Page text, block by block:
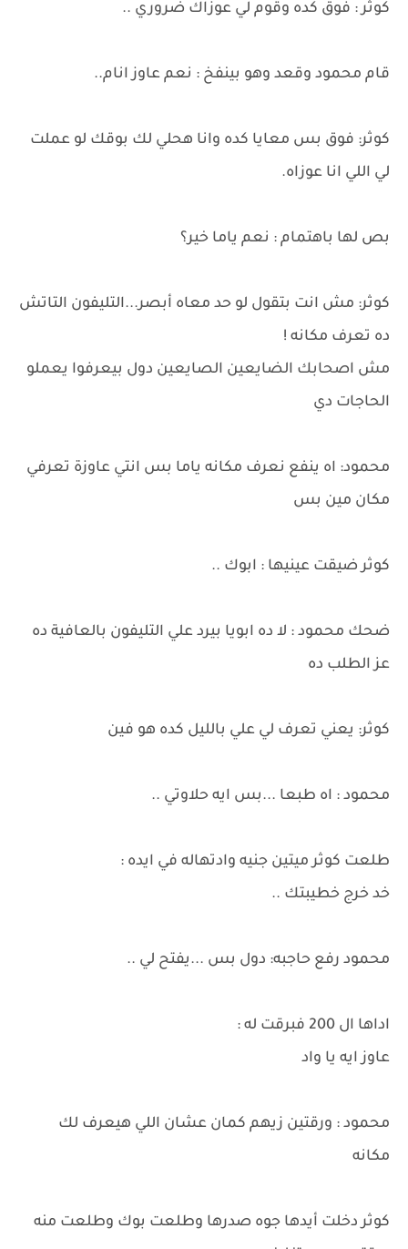
كوثر : فوق كده وقوم لي عوزاك ضروري ..
قام محمود وقعد وهو بينفخ : نعم عاوز انام..
كوثر: فوق بس معايا كده وانا هحلي لك بوقك لو عملت
لي اللي انا عوزاه.
بص لها باهتمام : نعم ياما خير؟
كوثر: مش انت بتقول لو حد معاه أبصر...التليفون التاتش
ده تعرف مكانه !
مش اصحابك الضايعين الصايعين دول بيعرفوا يعملو
الحاجات دي
محمود: اه ينفع نعرف مكانه ياما بس انتي عاوزة تعرفي
مكان مين بس
كوثر ضيقت عينيها : ابوك ..
ضحك محمود : لا ده ابويا بيرد علي التليفون بالعافية ده
عز الطلب ده
كوثر: يعني تعرف لي علي بالليل كده هو فين
محمود : اه طبعا ...بس ايه حلاوتي ..
طلعت كوثر ميتين جنيه وادتهاله في ايده :
خد خرج خطيبتك ..
محمود رفع حاجبه: دول بس ...يفتح لي ..
اداها ال 200 فبرقت له :
عاوز ايه يا واد
محمود : ورقتين زيهم كمان عشان اللي هيعرف لك
مكانه
كوثر دخلت أيدها جوه صدرها وطلعت بوك وطلعت منه